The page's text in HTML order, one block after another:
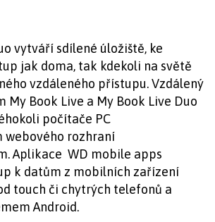
vytváří sdílené úložiště, ke
jak doma, tak kdekoli na světě
vzdáleného přístupu. Vzdálený
My Book Live a My Book Live Duo
počítače PC
rozhraní
Aplikace WD mobile apps
k datům z mobilních zařízení
touch či chytrých telefonů a
Android.